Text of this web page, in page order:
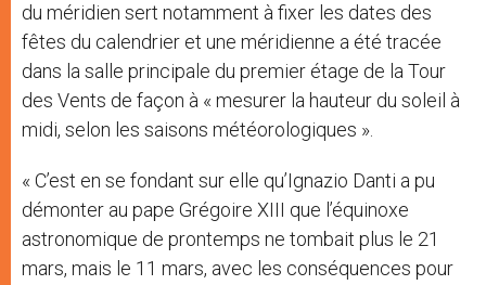
du méridien sert notamment à fixer les dates des
fêtes du calendrier et une méridienne a été tracée
dans la salle principale du premier étage de la Tour
des Vents de façon à « mesurer la hauteur du soleil à
midi, selon les saisons météorologiques ».
« C’est en se fondant sur elle qu’Ignazio Danti a pu
démonter au pape Grégoire XIII que l’équinoxe
astronomique de prontemps ne tombait plus le 21
mars, mais le 11 mars, avec les conséquences pour